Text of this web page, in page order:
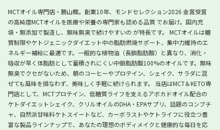
MCTオイル専門店・勝山館。創業10年、モンドセレクション2026 金賞受賞
の高純度MCTオイルを医療や栄養の専門家も認める品質 でお届け。国内充
填・無添加で製造し、無味無臭で続けやすいの が特長です。 MCTオイルは糖
質制限やケトジェニックダイエット中の脂肪燃焼サポート、集中力維持のエ
ネルギー補給に最適です。一般的な植物油（長鎖脂肪酸）と異なり、消化・
吸収が早く体脂肪として蓄積されにくい中鎖脂肪酸100%のオイルです。無味
無臭でクセがないため、朝のコーヒーやプロテイン、シェイク、サラダに混
ぜても風味を損なわず、美味しく手軽に続けられます。 当店はMCT＆KETO専
門店として、MCTプロテイン、低糖質ライフを支えるアボカドオイル配合の
ケトダイエットシェイク、クリルオイルのDHA・EPAサプリ、話題のコンブチ
ャ、自然派甘味料ケトスイートなど、カーボラストやケトライフに役立つ豊
富な製品ラインナップで、あなたの理想のボディメイクと健康的な毎日を応